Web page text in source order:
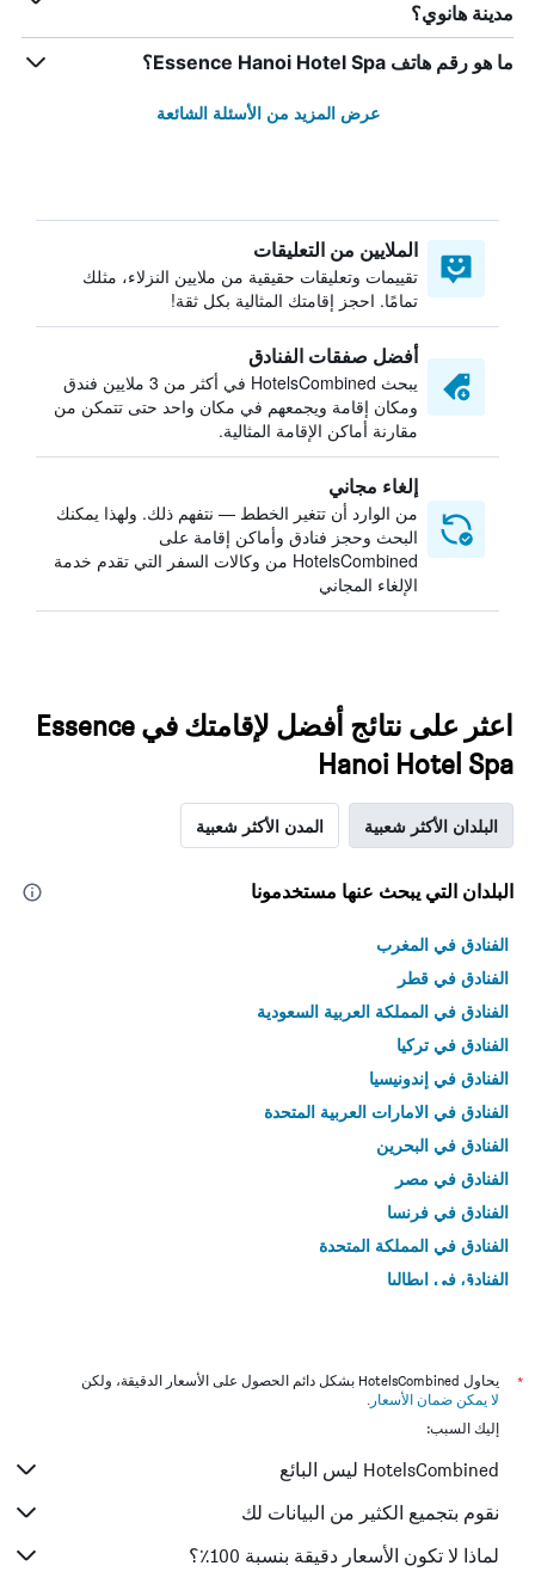
مدينة هانوي؟
ما هو رقم هاتف Essence Hanoi Hotel Spa؟
عرض المزيد من الأسئلة الشائعة
الملايين من التعليقات
تقييمات وتعليقات حقيقية من ملايين النزلاء، مثلك
تمامًا. احجز إقامتك المثالية بكل ثقة!
أفضل صفقات الفنادق
يبحث HotelsCombined في أكثر من 3 ملايين فندق
ومكان إقامة ويجمعهم في مكان واحد حتى تتمكن من
مقارنة أماكن الإقامة المثالية.
إلغاء مجاني
من الوارد أن تتغير الخطط — نتفهم ذلك. ولهذا يمكنك
البحث وحجز فنادق وأماكن إقامة على
HotelsCombined من وكالات السفر التي تقدم خدمة
الإلغاء المجاني
اعثر على نتائج أفضل لإقامتك في Essence
Hanoi Hotel Spa
البلدان الأكثر شعبية المدن الأكثر شعبية
البلدان التي يبحث عنها مستخدمونا
الفنادق في المغرب
الفنادق في قطر
الفنادق في المملكة العربية السعودية
الفنادق في تركيا
الفنادق في إندونيسيا
الفنادق في الامارات العربية المتحدة
الفنادق في البحرين
الفنادق في مصر
الفنادق في فرنسا
الفنادق في المملكة المتحدة
الفنادق في إيطاليا
*
يحاول HotelsCombined بشكل دائم الحصول على الأسعار الدقيقة، ولكن
لا يمكن ضمان الأسعار .
إليك السبب:
HotelsCombined ليس البائع
نقوم بتجميع الكثير من البيانات لك
لماذا لا تكون الأسعار دقيقة بنسبة 100٪؟